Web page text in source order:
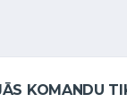
KOMANDU